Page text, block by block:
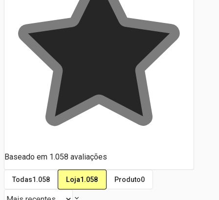
Baseado em 1.058 avaliações
Todas1.058 Loja1.058 Produto0